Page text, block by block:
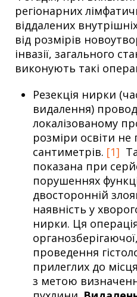
регіонарних
віддалених
від розмірів
інвазії, загального
виконують такі
Резекція нирки
видалення)
локалізованому
розміри освіти
сантиметрів. [1]
показана при
порушеннях
двосторонній
наявність у
нирки. Ця
органозберігаючої,
проведення
прилеглих до
з метою